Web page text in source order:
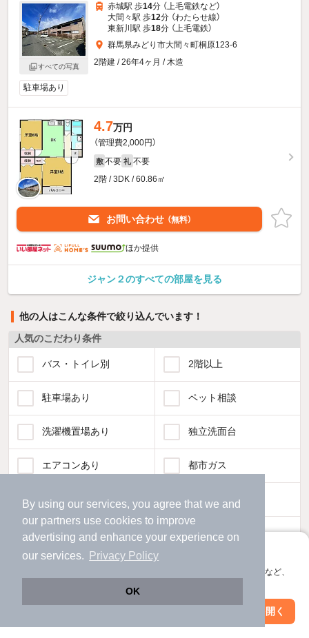
By using our services, you agree that we and
our partners use cookies to improve
advertising and enhance your experience on
our services.
Privacy Policy
OK
アプリに切り替えて、サクサクお部屋探し
会員登録なしですぐ使える。マップ検索やお気に入り保存など、
アプリを開く
すべての写真
赤城駅 歩14分 （上毛電鉄など）
大間々駅 歩12分 （わたらせ線）
東新川駅 歩18分 （上毛電鉄）
群馬県みどり市大間々町桐原123-6
2階建 / 26年4ヶ月 / 木造
駐車場あり
4.7万円
（管理費2,000円）
敷 不要 礼 不要
2階 / 3DK / 60.86㎡
お問い合わせ （無料）
ほか提供
ジャン２のすべての部屋を見る
他の人はこんな条件で絞り込んでいます！
人気のこだわり条件
バス・トイレ別 2階以上
駐車場あり ペット相談
洗濯機置場あり 独立洗面台
エアコンあり 都市ガス
温水洗浄便座 オートロック
コンロ2口以上 追焚き機能
インターネット無料
絞り込み条件を変更